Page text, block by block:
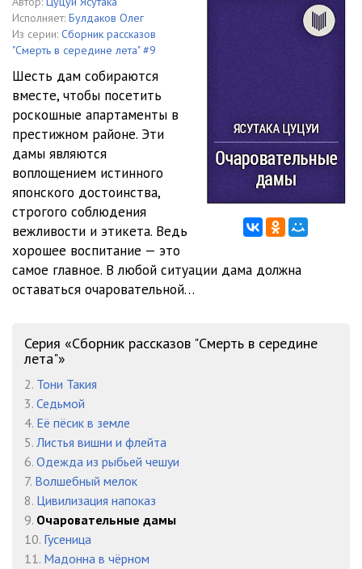
Исполняет: Булдаков Олег
Из серии: Сборник рассказов
"Смерть в середине лета" #9
Шесть дам собираются
вместе, чтобы посетить
роскошные апартаменты в
престижном районе. Эти
дамы являются
воплощением истинного
японского достоинства,
строгого соблюдения
вежливости и этикета. Ведь
хорошее воспитание — это
самое главное. В любой ситуации дама должна
оставаться очаровательной…
Серия «Сборник рассказов "Смерть в середине
лета"»
2. Тони Такия
3. Седьмой
4. Её пёсик в земле
5. Листья вишни и флейта
6. Одежда из рыбьей чешуи
7. Волшебный мелок
8. Цивилизация напоказ
9. Очаровательные дамы
10. Гусеница
11. Мадонна в чёрном